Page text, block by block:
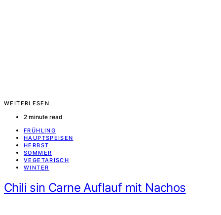
WEITERLESEN
2 minute read
FRÜHLING
HAUPTSPEISEN
HERBST
SOMMER
VEGETARISCH
WINTER
Chili sin Carne Auflauf mit Nachos